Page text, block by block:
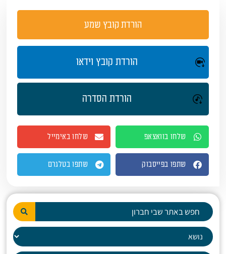
הורדת קובץ שמע
הורדת קובץ וידאו
הורדת הסדרה
שלחו בוואצאפ שלחו באימייל
שתפו בפייסבוק שתפו בטלגרם